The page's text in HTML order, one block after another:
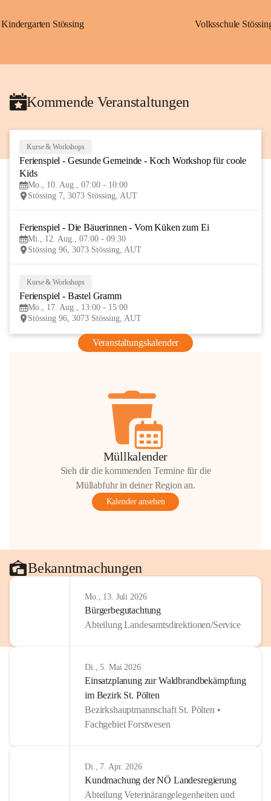
Kindergarten Stössing Volksschule
Kommende Veranstaltungen
AUG
Kurse & Workshops
Ferienspiel - Gesunde Gemeinde - Koch Workshop für coole
Kids
Mo., 10. Aug., 07:00 - 10:00
Stössing 7, 3073 Stössing, AUT
Ferienspiel - Die Bäuerinnen - Vom Küken zum Ei
Mi., 12. Aug., 07:00 - 09:30
Stössing 96, 3073 Stössing, AUT
Kurse & Workshops
Ferienspiel - Bastel Gramm
Mo., 17. Aug., 13:00 - 15:00
Stössing 96, 3073 Stössing, AUT
Veranstaltungskalender
Müllkalender
Sieh dir die kommenden Termine für die
Müllabfuhr in deiner Region an.
Kalender ansehen
Bekanntmachungen
Mo., 13. Juli 2026
Bürgerbegutachtung
Abteilung Landesamtsdirektionen/Service
Di., 5. Mai 2026
Einsatzplanung zur Waldbrandbekämpfung
im Bezirk St. Pölten
Bezirkshauptmannschaft St. Pölten •
Fachgebiet Forstwesen
Di., 7. Apr. 2026
Kundmachung der NÖ Landesregierung
Abteilung Veterinärangelegenheiten und